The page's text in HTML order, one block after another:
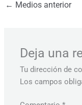
← Medios anterior
Deja una
Tu dirección de
Los campos